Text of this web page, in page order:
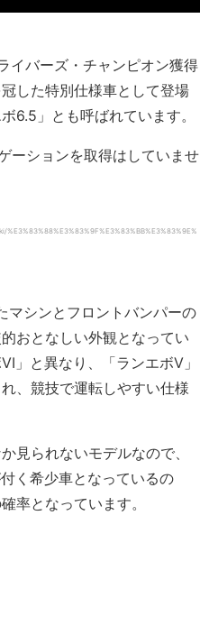
イバーズ・チャンピオン獲得
した特別仕様車として登場
6.5」とも呼ばれています。
ーションを取得はしていませ
マシンとフロントバンパーの
おとなしい外観となってい
」と異なり、「ランエボV」
、競技で運転しやすい仕様
見られないモデルなので、
く希少車となっているの
率となっています。